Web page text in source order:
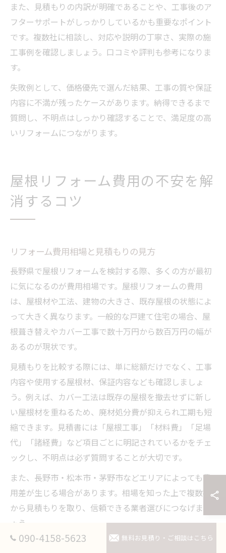
また、見積もりの内訳が明確であることや、工事後のア
フターサポートがしっかりしているかも重要なポイント
です。複数社に相談し、対応や説明の丁寧さ、実際の施
工事例を確認しましょう。口コミや評判も参考になりま
す。
失敗例として、価格優先で選んだ結果、工事の質や保証
内容に不満が残ったケースがあります。納得できるまで
質問し、不明点はしっかり確認することで、満足度の高
いリフォームにつながります。
屋根リフォーム費用の不安を解
消するコツ
リフォーム費用相場と見積もりの見方
長野県で屋根リフォームを検討する際、多くの方が最初
に気になるのが費用相場です。屋根リフォームの費用
は、屋根材や工法、建物の大きさ、既存屋根の状態によ
って大きく異なります。一般的な戸建て住宅の場合、屋
根葺き替えやカバー工事で数十万円から数百万円の幅が
あるのが現状です。
見積もりを比較する際には、単に総額だけでなく、工事
内容や使用する屋根材、保証内容なども確認しましょ
う。例えば、カバー工法は既存の屋根を撤去せずに新し
い屋根材を重ねるため、廃材処分費が抑えられ工期も短
縮できます。見積書には「屋根工事」「材料費」「足場
代」「諸経費」など項目ごとに明記されているかをチェ
ックし、不明点は必ず質問することが大切です。
また、長野市・松本市・茅野市などエリアによっても費
用差が生じる場合があります。相場を知った上で複数社
から見積もりを取り、信頼できる業者選びにつなげまし
ょう。
090-4158-5623 無料お見積り・ご相談はこちら